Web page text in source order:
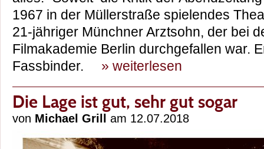
1967 in der Müllerstraße spielendes
21-jähriger Münchner Arztsohn, der bei
Filmakademie Berlin durchgefallen war.
Fassbinder. » weiterlesen
Die Lage ist gut, sehr gut sogar
von Michael Grill am 12.07.2018